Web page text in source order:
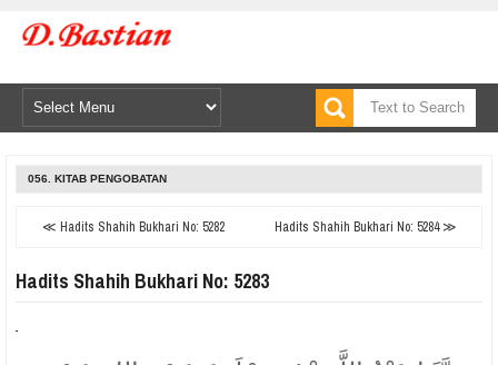
056. KITAB PENGOBATAN
≪ Hadits Shahih Bukhari No: 5282 Hadits Shahih Bukhari No: 5284 ≫
Hadits Shahih Bukhari No: 5283